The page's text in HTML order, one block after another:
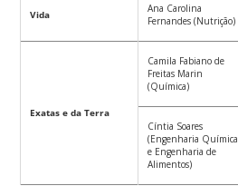
Vida
Ana Carolina
Fernandes (Nutrição)
Exatas e da Terra
Camila Fabiano de
Freitas Marin
(Química)
Cíntia Soares
(Engenharia Química
e Engenharia de
Alimentos)